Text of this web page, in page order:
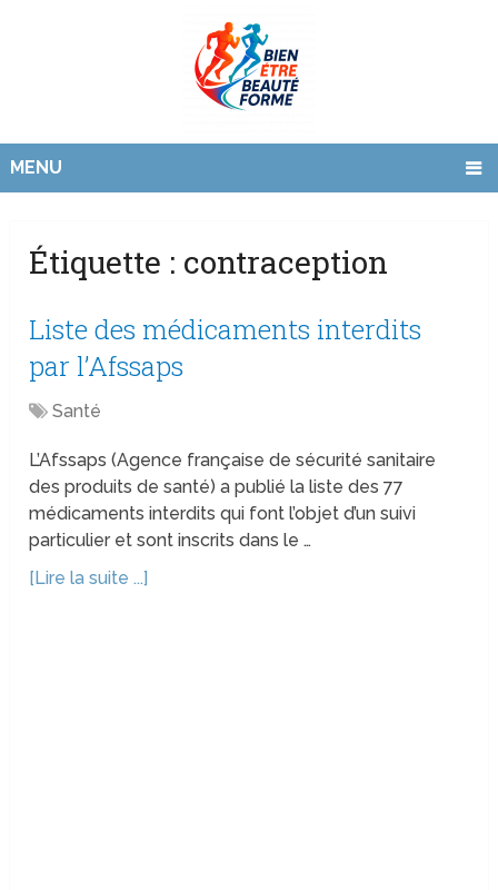
MENU
Étiquette : contraception
Liste des médicaments interdits
par l’Afssaps
Santé
L’Afssaps (Agence française de sécurité sanitaire
des produits de santé) a publié la liste des 77
médicaments interdits qui font l’objet d’un suivi
particulier et sont inscrits dans le …
[Lire la suite ...]